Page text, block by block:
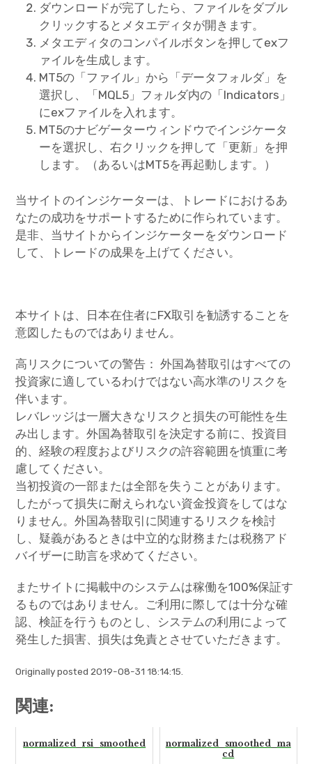
ダウンロードが完了したら、ファイルをダブル
クリックするとメタエディタが開きます。
メタエディタのコンパイルボタンを押してexフ
ァイルを生成します。
MT5の「ファイル」から「データフォルダ」を
選択し、「MQL5」フォルダ内の「Indicators」
にexファイルを入れます。
MT5のナビゲーターウィンドウでインジケータ
ーを選択し、右クリックを押して「更新」を押
します。（あるいはMT5を再起動します。）
当サイトのインジケーターは、トレードにおけるあ
なたの成功をサポートするために作られています。
是非、当サイトからインジケーターをダウンロード
して、トレードの成果を上げてください。
本サイトは、日本在住者にFX取引を勧誘することを
意図したものではありません。
高リスクについての警告： 外国為替取引はすべての
投資家に適しているわけではない高水準のリスクを
伴います。
レバレッジは一層大きなリスクと損失の可能性を生
み出します。外国為替取引を決定する前に、投資目
的、経験の程度およびリスクの許容範囲を慎重に考
慮してください。
当初投資の一部または全部を失うことがあります。
したがって損失に耐えられない資金投資をしてはな
りません。外国為替取引に関連するリスクを検討
し、疑義があるときは中立的な財務または税務アド
バイザーに助言を求めてください。
またサイトに掲載中のシステムは稼働を100%保証す
るものではありません。ご利用に際しては十分な確
認、検証を行うものとし、システムの利用によって
発生した損害、損失は免責とさせていただきます。
Originally posted 2019-08-31 18:14:15.
関連:
normalized_rsi_smoothed
normalized_smoothed_ma
cd